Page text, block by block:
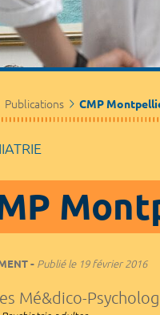
Publications CMP
Publié le19 février 2016
Mé&dico-